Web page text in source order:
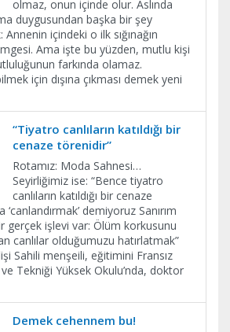
olmaz, onun içinde olur. Aslında
duygusundan başka bir şey
içindeki o ilk sığınağın
Ama işte bu yüzden, mutlu kişi
farkında olamaz.
için dışına çıkması demek yeni
“Tiyatro canlıların katıldığı bir
cenaze törenidir”
Rotamız: Moda Sahnesi…
Seyirliğimiz ise: “Bence tiyatro
canlıların katıldığı bir cenaze
demiyoruz Sanırım
gerçek işlevi var: Ölüm korkusunu
canlılar olduğumuzu hatırlatmak”
Sahili menşeili, eğitimini Fransız
Tekniği Yüksek Okulu’nda, doktor
Demek cehennem bu!